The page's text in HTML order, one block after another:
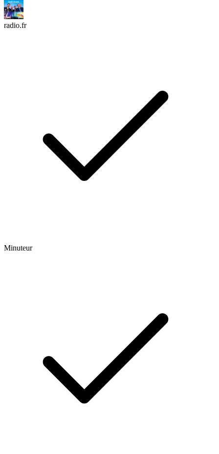
radio.fr
Minuteur